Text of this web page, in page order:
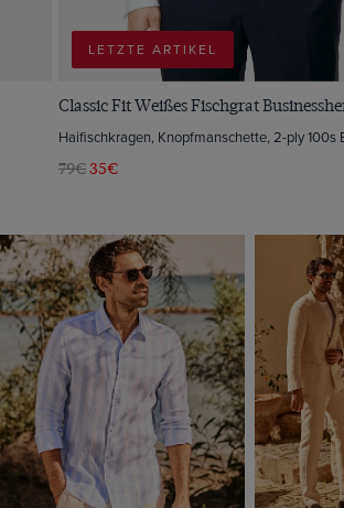
LETZTE ARTIKEL
Classic Fit Weißes Fischgrat
Haifischkragen, Knopfmanschette, 2-ply 100s
79€35€